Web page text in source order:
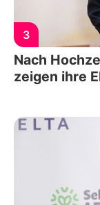
3
Nach
zeigen ihre